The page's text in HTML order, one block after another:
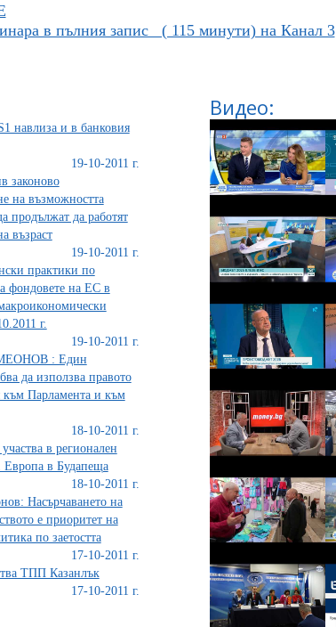
в пълния запис ( 115 минути) на Канал 3
навлиза и в банковия
19-10-2011 г.
законово
на възможността
продължат да работят
възраст
19-10-2011 г.
практики по
фондовете на ЕС в
г.
19-10-2011 г.
: Един
да използва правото
Парламента и към
18-10-2011 г.
в регионален
в Будапеща
18-10-2011 г.
Насърчаването на
е приоритет на
по заетостта
17-10-2011 г.
ТПП Казанлък
17-10-2011 г.
Видео: